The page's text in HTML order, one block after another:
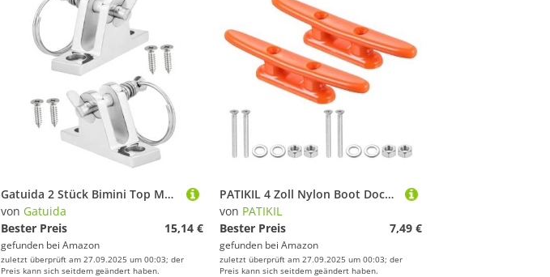
Gatuida 2 Stück Bimini Top Montagebeschläge Edelstahl Scharnier mit Konkaver Basis Abnehmbarem Pin und Schrauben Stabiler Boot Deck Halter für Sonnenschutz Ponton Yacht
von Gatuida
Bester Preis
15,14 €
gefunden bei Amazon
zuletzt überprüft am 27.09.2025 um 00:03; der
Preis kann sich seitdem geändert haben.
PATIKIL 4 Zoll Nylon Boot Dock Klampe 2er Pack Kajak Seil Klampe mit Schrauben für Bootsdocks Kajaks Marine Nautische Dekoration, Orange
von PATIKIL
Bester Preis
7,49 €
gefunden bei Amazon
zuletzt überprüft am 27.09.2025 um 00:03; der
Preis kann sich seitdem geändert haben.